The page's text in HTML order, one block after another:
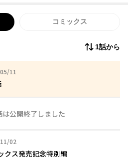
コミックス
1話から
11
月11日
は公開終了しました
02
月02日
クス発売記念特別編